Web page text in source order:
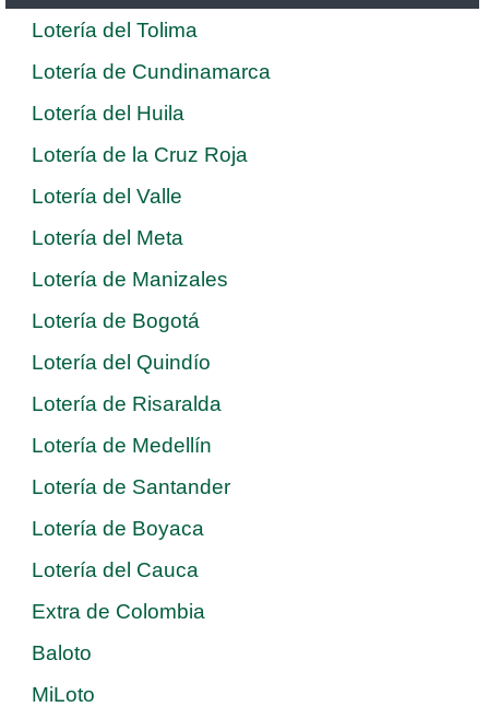
Lotería del Tolima
Lotería de Cundinamarca
Lotería del Huila
Lotería de la Cruz Roja
Lotería del Valle
Lotería del Meta
Lotería de Manizales
Lotería de Bogotá
Lotería del Quindío
Lotería de Risaralda
Lotería de Medellín
Lotería de Santander
Lotería de Boyaca
Lotería del Cauca
Extra de Colombia
Baloto
MiLoto